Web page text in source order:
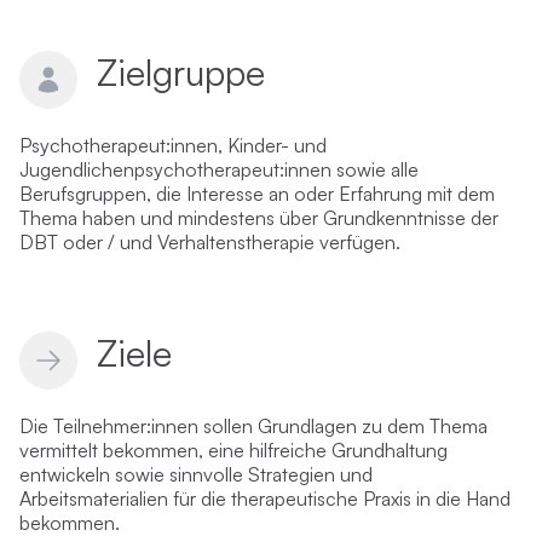
Zielgruppe
Psychotherapeut:innen, Kinder- und
Jugendlichenpsychotherapeut:innen sowie alle
Berufsgruppen, die Interesse an oder Erfahrung mit dem
Thema haben und mindestens über Grundkenntnisse der
DBT oder / und Verhaltenstherapie verfügen.
Ziele
Die Teilnehmer:innen sollen Grundlagen zu dem Thema
vermittelt bekommen, eine hilfreiche Grundhaltung
entwickeln sowie sinnvolle Strategien und
Arbeitsmaterialien für die therapeutische Praxis in die Hand
bekommen.